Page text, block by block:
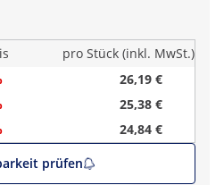
pro Stück (inkl. MwSt.)
26,19 €
25,38 €
24,84 €
prüfen